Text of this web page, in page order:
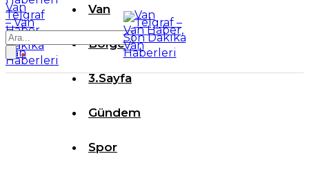
Van
Telgraf
– Van
Haber,
Son
Dakika
Van
Haberleri
Van
Bölge
3.Sayfa
Gündem
Spor